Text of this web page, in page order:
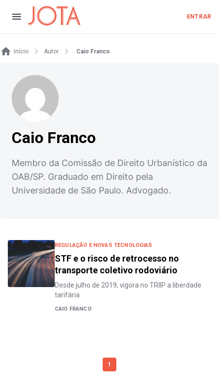
ENTRAR
Início Autor Caio Franco
Caio Franco
Membro da Comissão de Direito Urbanístico da
OAB/SP. Graduado em Direito pela
Universidade de São Paulo. Advogado.
REGULAÇÃO E NOVAS TECNOLOGIAS
STF e o risco de retrocesso no
transporte coletivo rodoviário
Desde julho de 2019, vigora no TRIIP a liberdade
tarifária
CAIO FRANCO
1